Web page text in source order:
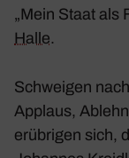
„Mein Staat als
Halle.
Schweigen
Applaus,
erüb­rigen sich,